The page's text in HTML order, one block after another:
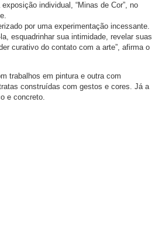
individual, “Minas de Cor”, no
por uma experimentação incessante.
esquadrinhar sua intimidade, revelar suas
curativo do contato com a arte”, afirma o
trabalhos em pintura e outra com
construídas com gestos e cores. Já a
e concreto.